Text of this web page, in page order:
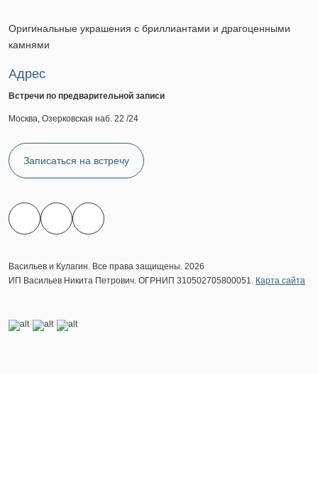
Оригинальные украшения с бриллиантами и драгоценными
камнями
Адрес
Встречи по предварительной записи
Москва, Озерковская наб. 22 /24
Записаться на встречу
Васильев и Кулагин. Все права защищены. 2026
ИП Васильев Никита Петрович. ОГРНИП 310502705800051. Карта сайта